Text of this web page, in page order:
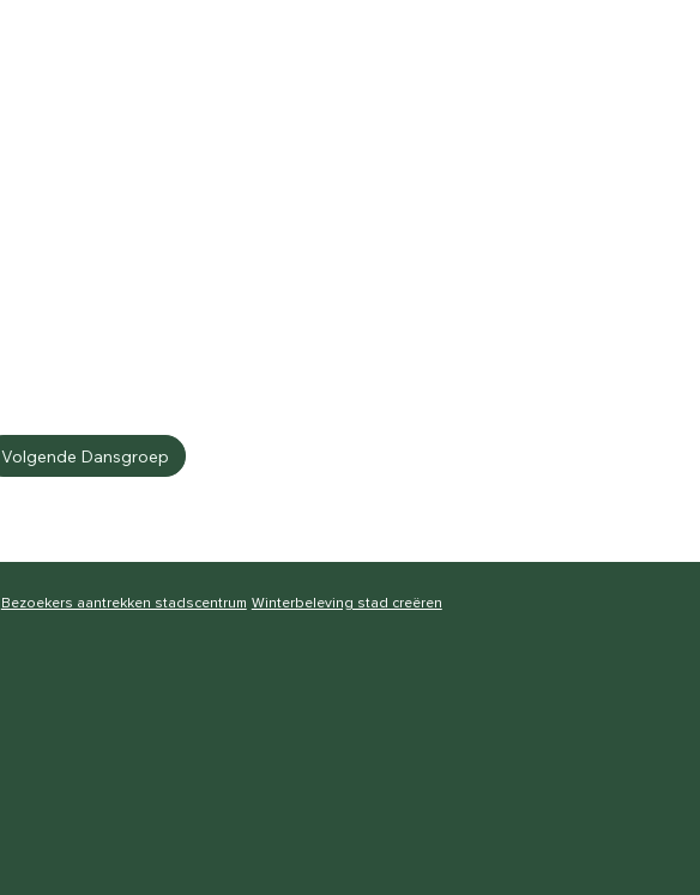
Volgende Dansgroep
Bezoekers aantrekken stadscentrum Winterbeleving stad creëren